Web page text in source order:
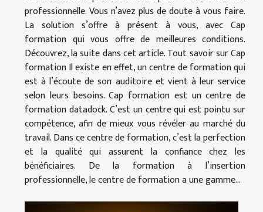
professionnelle. Vous n’avez plus de doute à vous faire.
La solution s’offre à présent à vous, avec Cap
formation qui vous offre de meilleures conditions.
Découvrez, la suite dans cet article. Tout savoir sur Cap
formation Il existe en effet, un centre de formation qui
est à l’écoute de son auditoire et vient à leur service
selon leurs besoins. Cap formation est un centre de
formation datadock. C’est un centre qui est pointu sur
compétence, afin de mieux vous révéler au marché du
travail. Dans ce centre de formation, c’est la perfection
et la qualité qui assurent la confiance chez les
bénéficiaires. De la formation à l’insertion
professionnelle, le centre de formation a une gamme...